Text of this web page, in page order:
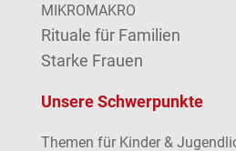
MIKROMAKRO
Rituale für Familien
Starke Frauen
Unsere Schwerpunkte
Themen für Kinder &